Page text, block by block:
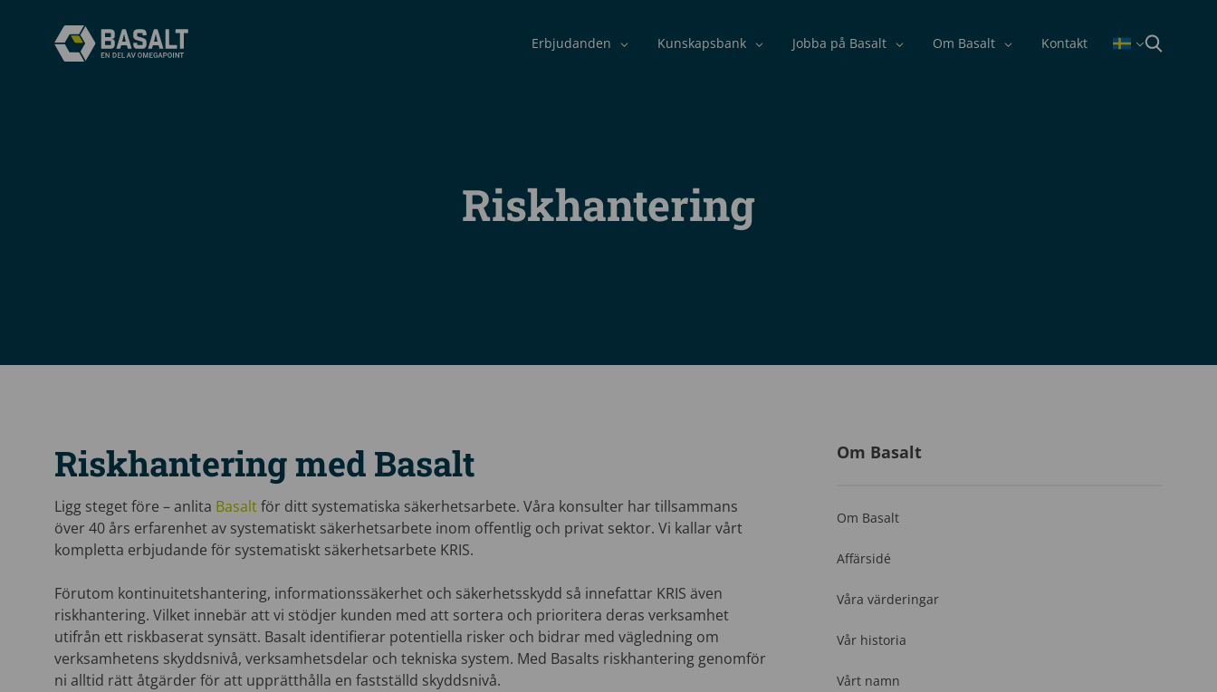
Erbjudanden Kunskapsbank Jobba på Basalt Om Basalt Kontakt
Riskhantering
Om Basalt
Om Basalt
Affärsidé
Våra värderingar
Vår historia
Vårt namn
Riskhantering med Basalt
Ligg steget före – anlita Basaltför ditt systematiska säkerhetsarbete. Våra konsulter har tillsammans
över 40 års erfarenhet av systematiskt säkerhetsarbete inom offentlig och privat sektor. Vi kallar vårt
kompletta erbjudande för systematiskt säkerhetsarbete KRIS.
Förutom kontinuitetshantering, informationssäkerhet och säkerhetsskydd så innefattar KRIS även
riskhantering. Vilket innebär att vi stödjer kunden med att sortera och prioritera deras verksamhet
utifrån ett riskbaserat synsätt. Basalt identifierar potentiella risker och bidrar med vägledning om
verksamhetens skyddsnivå, verksamhetsdelar och tekniska system. Med Basalts riskhantering genomför
ni alltid rätt åtgärder för att upprätthålla en fastställd skyddsnivå.